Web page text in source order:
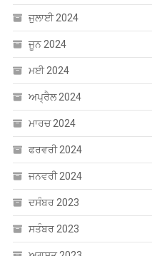
ਜੂਨ 2024
ਮਈ 2024
ਅਪ੍ਰੈਲ 2024
ਮਾਰਚ 2024
ਫਰਵਰੀ 2024
ਜਨਵਰੀ 2024
ਦਸੰਬਰ 2023
ਸਤੰਬਰ 2023
ਅਗਸਤ 2023